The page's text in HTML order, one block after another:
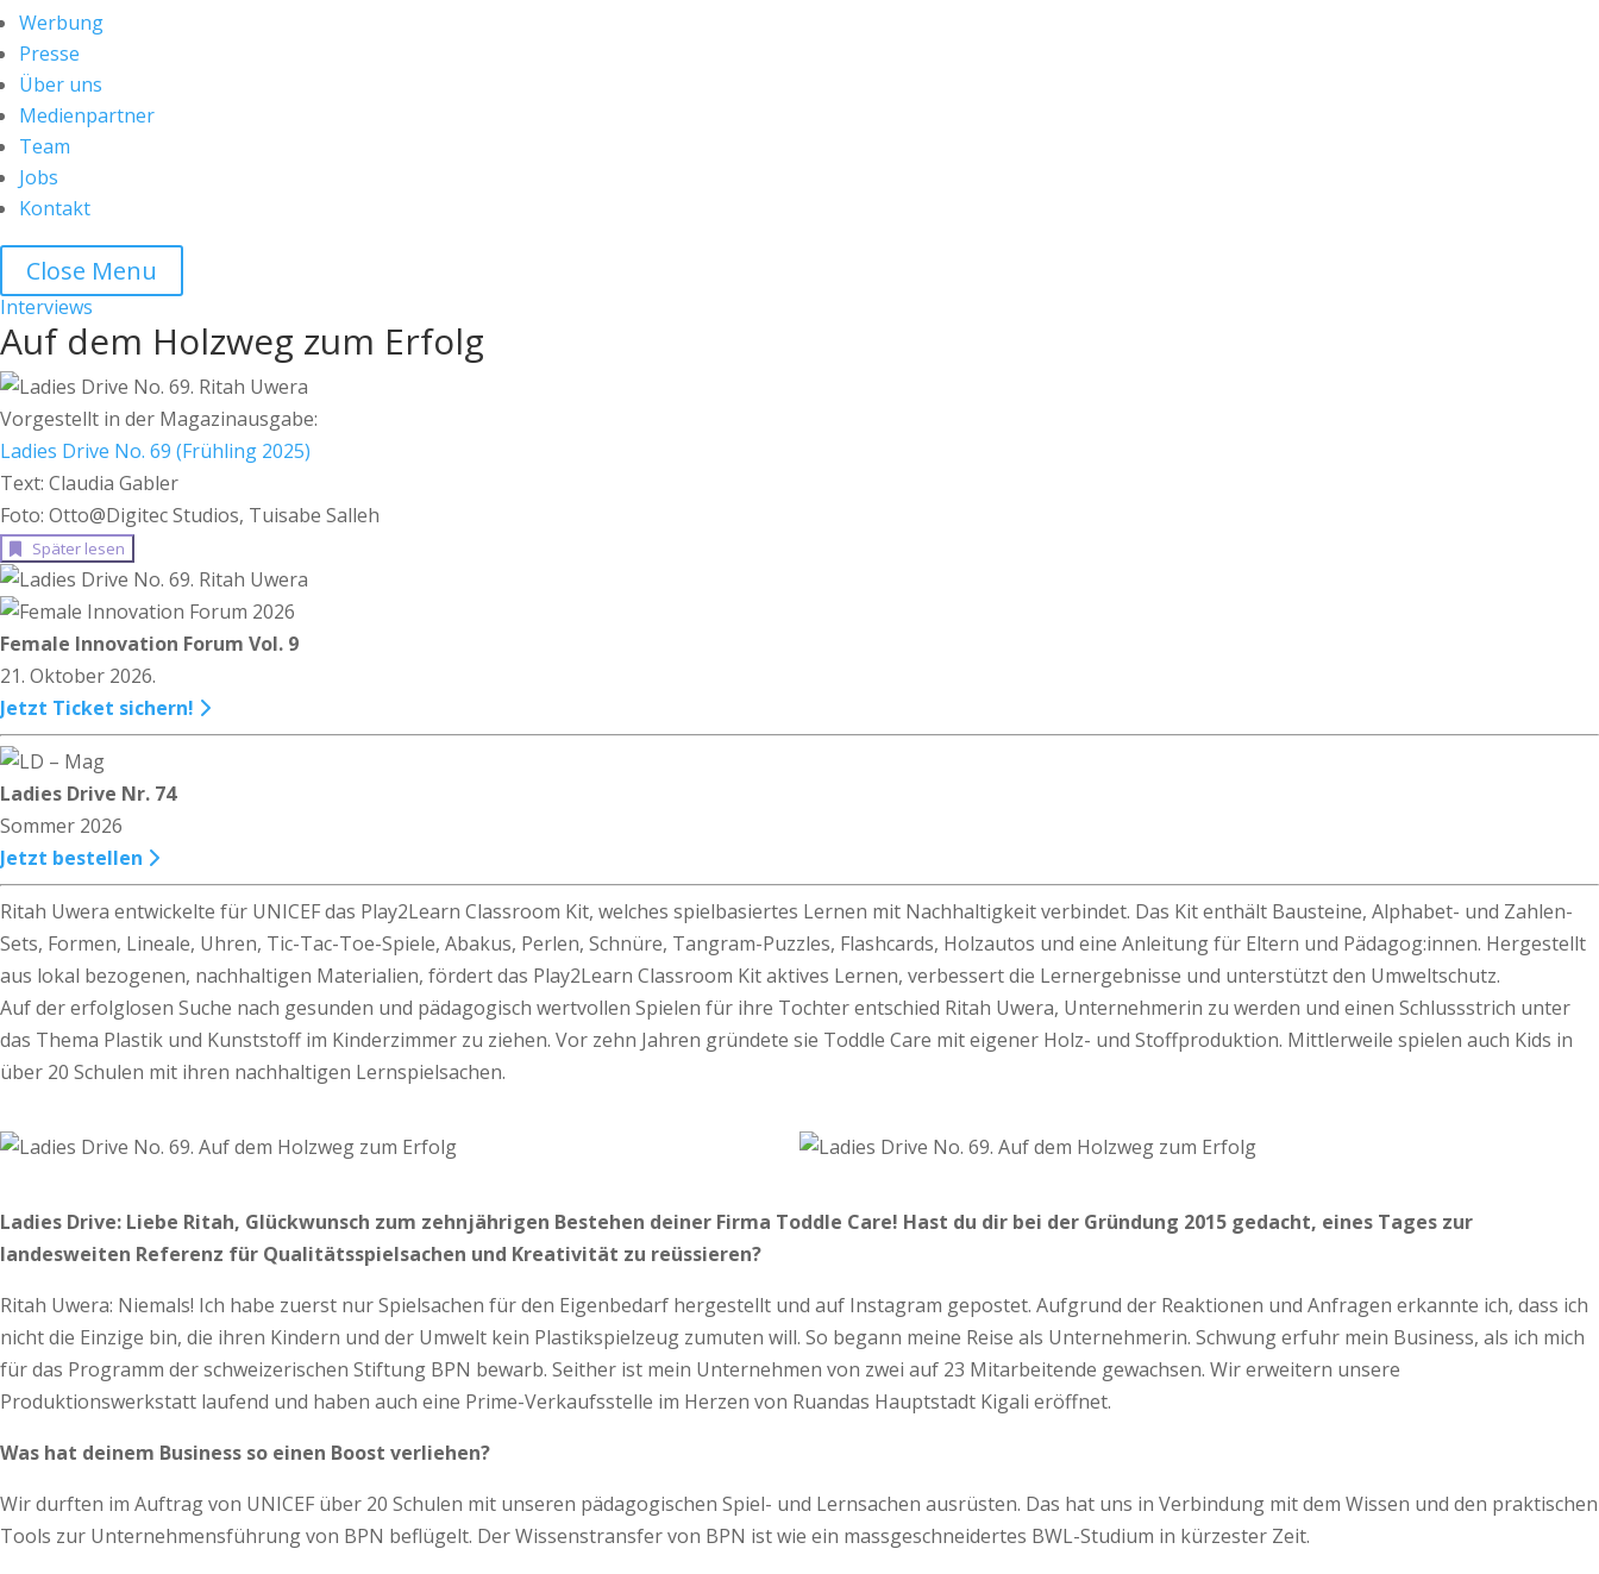
Werbung
Presse
Über uns
Medienpartner
Team
Jobs
Kontakt
Close Menu
Interviews
Auf dem Holzweg zum Erfolg
Vorgestellt in der Magazinausgabe:
Ladies Drive No. 69 (Frühling 2025)
Text: Claudia Gabler
Foto: Otto@Digitec Studios, Tuisabe Salleh
Später lesen
Female Innovation Forum Vol. 9
21. Oktober 2026.
Jetzt Ticket sichern!
Ladies Drive Nr. 74
Sommer 2026
Jetzt bestellen
Ritah Uwera entwickelte für UNICEF das Play2Learn Classroom Kit, welches spielbasiertes Lernen mit Nachhaltigkeit verbindet. Das Kit enthält Bausteine, Alphabet- und Zahlen-
Sets, Formen, Lineale, Uhren, Tic-Tac-Toe-Spiele, Abakus, Perlen, Schnüre, Tangram-Puzzles, Flashcards, Holzautos und eine Anleitung für Eltern und Pädagog:innen. Hergestellt
aus lokal bezogenen, nachhaltigen Materialien, fördert das Play2Learn Classroom Kit aktives Lernen, verbessert die Lernergebnisse und unterstützt den Umweltschutz.
Auf der erfolglosen Suche nach gesunden und pädagogisch wertvollen Spielen für ihre Tochter entschied Ritah Uwera, Unternehmerin zu werden und einen Schlussstrich unter
das Thema Plastik und Kunststoff im Kinderzimmer zu ziehen. Vor zehn Jahren gründete sie Toddle Care mit eigener Holz- und Stoffproduktion. Mittlerweile spielen auch Kids in
über 20 Schulen mit ihren nachhaltigen Lernspielsachen.
Ladies Drive: Liebe Ritah, Glückwunsch zum zehnjährigen Bestehen deiner Firma Toddle Care! Hast du dir bei der Gründung 2015 gedacht, eines Tages zur
landesweiten Referenz für Qualitätsspielsachen und Kreativität zu reüssieren?
Ritah Uwera: Niemals! Ich habe zuerst nur Spielsachen für den Eigenbedarf hergestellt und auf Instagram gepostet. Aufgrund der Reaktionen und Anfragen erkannte ich, dass ich
nicht die Einzige bin, die ihren Kindern und der Umwelt kein Plastikspielzeug zumuten will. So begann meine Reise als Unternehmerin. Schwung erfuhr mein Business, als ich mich
für das Programm der schweizerischen Stiftung BPN bewarb. Seither ist mein Unternehmen von zwei auf 23 Mitarbeitende gewachsen. Wir erweitern unsere
Produktionswerkstatt laufend und haben auch eine Prime-Verkaufsstelle im Herzen von Ruandas Hauptstadt Kigali eröffnet.
Was hat deinem Business so einen Boost verliehen?
Wir durften im Auftrag von UNICEF über 20 Schulen mit unseren pädagogischen Spiel- und Lernsachen ausrüsten. Das hat uns in Verbindung mit dem Wissen und den praktischen
Tools zur Unternehmensführung von BPN beflügelt. Der Wissenstransfer von BPN ist wie ein massgeschneidertes BWL-Studium in kürzester Zeit.